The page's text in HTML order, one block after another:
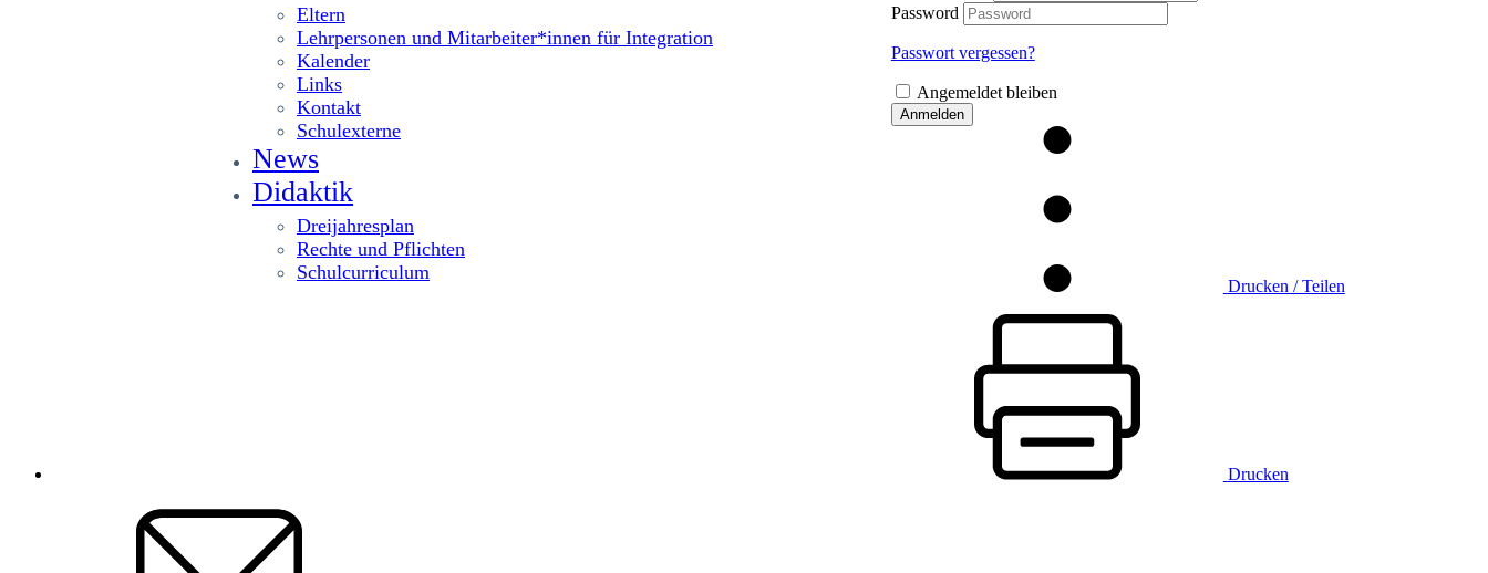
Eltern
Lehrpersonen und Mitarbeiter*innen für Integration
Kalender
Links
Kontakt
Schulexterne
News
Didaktik
Dreijahresplan
Rechte und Pflichten
Schulcurriculum
Password
Passwort vergessen?
Angemeldet bleiben
Anmelden
Drucken / Teilen
Drucken